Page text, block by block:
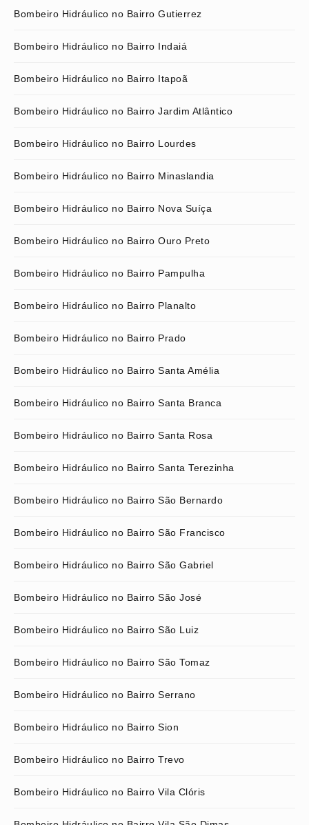
Bombeiro Hidráulico no Bairro Gutierrez
Bombeiro Hidráulico no Bairro Indaiá
Bombeiro Hidráulico no Bairro Itapoã
Bombeiro Hidráulico no Bairro Jardim Atlântico
Bombeiro Hidráulico no Bairro Lourdes
Bombeiro Hidráulico no Bairro Minaslandia
Bombeiro Hidráulico no Bairro Nova Suíça
Bombeiro Hidráulico no Bairro Ouro Preto
Bombeiro Hidráulico no Bairro Pampulha
Bombeiro Hidráulico no Bairro Planalto
Bombeiro Hidráulico no Bairro Prado
Bombeiro Hidráulico no Bairro Santa Amélia
Bombeiro Hidráulico no Bairro Santa Branca
Bombeiro Hidráulico no Bairro Santa Rosa
Bombeiro Hidráulico no Bairro Santa Terezinha
Bombeiro Hidráulico no Bairro São Bernardo
Bombeiro Hidráulico no Bairro São Francisco
Bombeiro Hidráulico no Bairro São Gabriel
Bombeiro Hidráulico no Bairro São José
Bombeiro Hidráulico no Bairro São Luiz
Bombeiro Hidráulico no Bairro São Tomaz
Bombeiro Hidráulico no Bairro Serrano
Bombeiro Hidráulico no Bairro Sion
Bombeiro Hidráulico no Bairro Trevo
Bombeiro Hidráulico no Bairro Vila Clóris